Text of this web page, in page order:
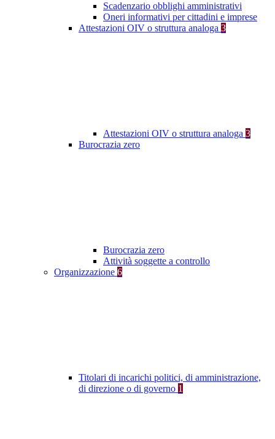
Scadenzario obblighi amministrativi
Oneri informativi per cittadini e imprese
Attestazioni OIV o struttura analoga 3
Attestazioni OIV o struttura analoga 3
Burocrazia zero
Burocrazia zero
Attività soggette a controllo
Organizzazione 6
Titolari di incarichi politici, di amministrazione,
di direzione o di governo 1